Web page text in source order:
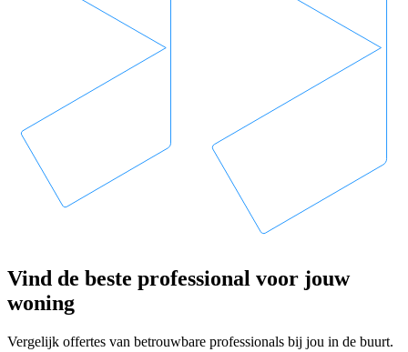
Vind de beste professional voor jouw
woning
Vergelijk offertes van betrouwbare professionals bij jou in de buurt.